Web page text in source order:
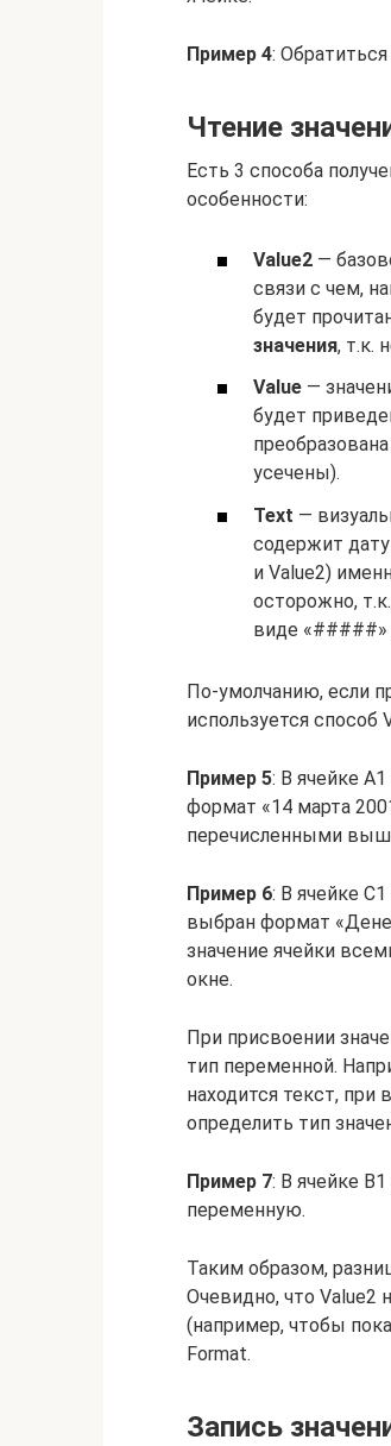
Пример 4:
Чтение
Есть 3 способа
особенности:
Value2 —
связи с чем,
будет
значения, т.к.
Value —
будет
усечены).
Text —
содержит
и Value2)
осторожно,
виде «#####»
По-умолчанию, если
используется способ
Пример 5: В ячейке
формат «14 марта
перечисленными
Пример 6: В ячейке
выбран формат
значение ячейки
окне.
При присвоении
тип переменной.
находится текст,
определить тип
Пример 7: В ячейке
переменную.
Таким образом,
Очевидно, что Value2
(например, чтобы
Format.
Запись